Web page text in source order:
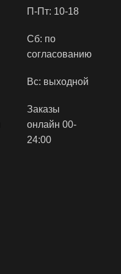
Пружины Bonnell
П-Пт: 10-18
Сб: по
согласованию
Вс: выходной
Заказы
онлайн 00-
24:00